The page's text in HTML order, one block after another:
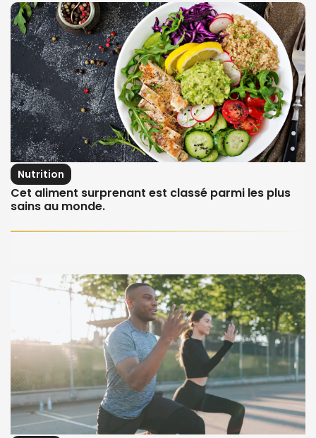
Nutrition
Cet aliment surprenant est classé parmi les plus
sains au monde.